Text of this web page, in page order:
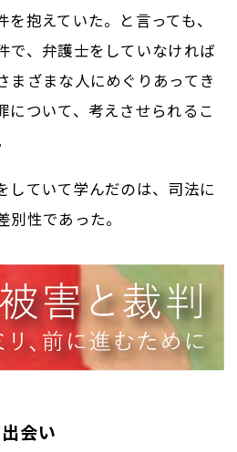
抱えていた。と言っても、
で、弁護士をしていなければ
まざまな人にめぐりあってき
について、考えさせられるこ
ていて学んだのは、司法に
性であった。
会い